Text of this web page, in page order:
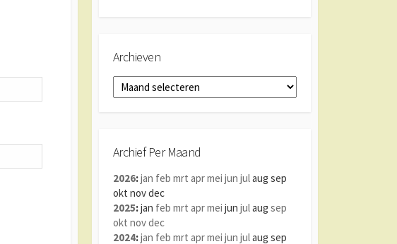
Archieven
Archieven
Archief Per Maand
2026:jan feb mrt aprmei jun julaug sep
okt novdec
2025:jan feb mrt aprmei jun julaug sep
okt novdec
2024:jan feb mrt aprmei jun julaug sep